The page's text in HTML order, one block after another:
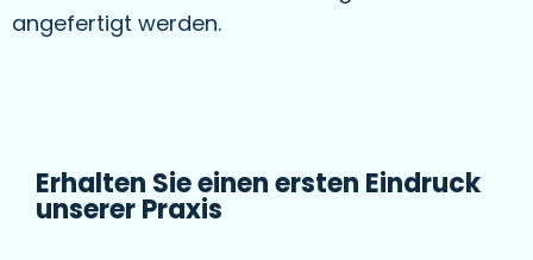
angefertigt werden.
Erhalten Sie einen ersten Eindruck
unserer Praxis